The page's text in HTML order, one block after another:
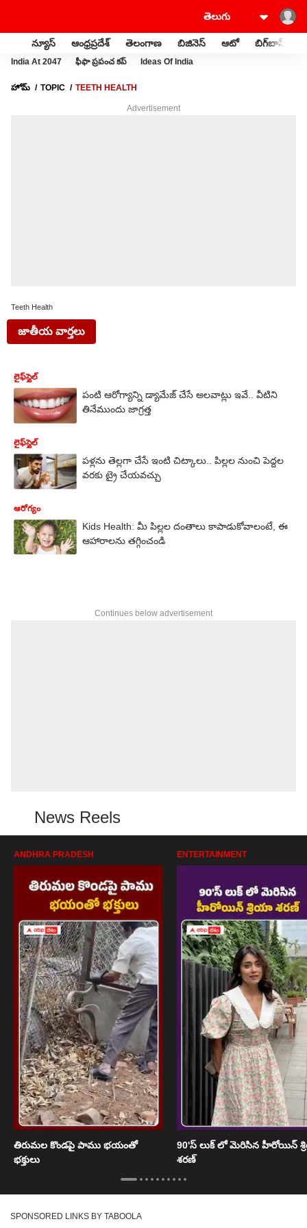
న్యూస్ ఆంధ్రప్రదేశ్ తెలంగాణ బిజినెస్ ఆటో బిగ్‌బాస్
India At 2047 ఫీఫా ప్రపంచ కప్ Ideas Of India
హోమ్ TOPIC TEETH HEALTH
Advertisement
Teeth Health
జాతీయ వార్తలు
లైఫ్‌స్టైల్‌
పంటి ఆరోగ్యాన్ని డ్యామేజ్ చేసే అలవాట్లు ఇవే.. వీటిని
తినేముందు జాగ్రత్త
లైఫ్‌స్టైల్‌
పళ్లను తెల్లగా చేసే ఇంటి చిట్కాలు.. పిల్లల నుంచి పెద్దల
వరకు ట్రై చేయవచ్చు
ఆరోగ్యం
Kids Health: మీ పిల్లల దంతాలు కాపాడుకోవాలంటే, ఈ
ఆహారాలను తగ్గించండి
Continues below advertisement
News Reels
ANDHRA PRADESH
తిరుమల కొండపై పాము భయంతో
భక్తులు
ENTERTAINMENT
90'స్ లుక్ లో మెరిసిన హీరోయిన్
శరణ్
SPONSORED LINKS BY TABOOLA